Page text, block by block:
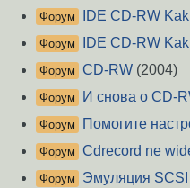
Форум IDE CD-RW
Форум IDE CD-RW
Форум CD-RW (2004)
Форум И снова о CD-
Форум Помогите
Форум Cdrecord ne
Форум Эмуляция